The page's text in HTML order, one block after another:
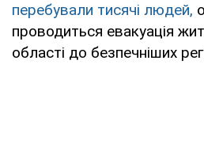
перебували тисячі людей,
проводиться евакуація
області до безпечніших